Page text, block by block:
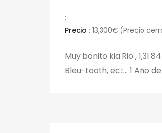
:
Precio : 13,300€ (Precio
Muy bonito kia Rio , 1,3l
Bleu-tooth, ect… 1 Año